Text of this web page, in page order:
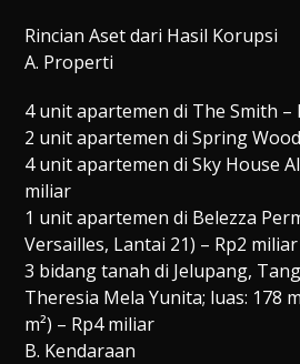
Rincian Aset dari Hasil Korupsi
A. Properti
4 unit apartemen di The Smith –
2 unit apartemen di Spring
4 unit apartemen di Sky House
miliar
1 unit apartemen di Belezza
Versailles, Lantai 21) – Rp2 miliar
3 bidang tanah di Jelupang,
Theresia Mela Yunita; luas: 178
m²) – Rp4 miliar
B. Kendaraan